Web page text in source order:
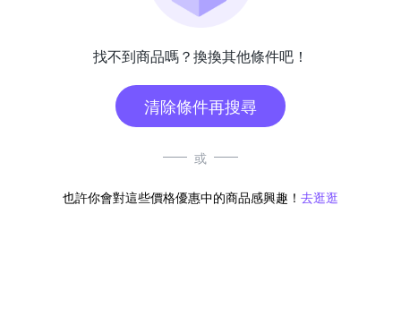
找不到商品嗎？換換其他條件吧！
清除條件再搜尋
或
也許你會對這些價格優惠中的商品感興趣！ 去逛逛